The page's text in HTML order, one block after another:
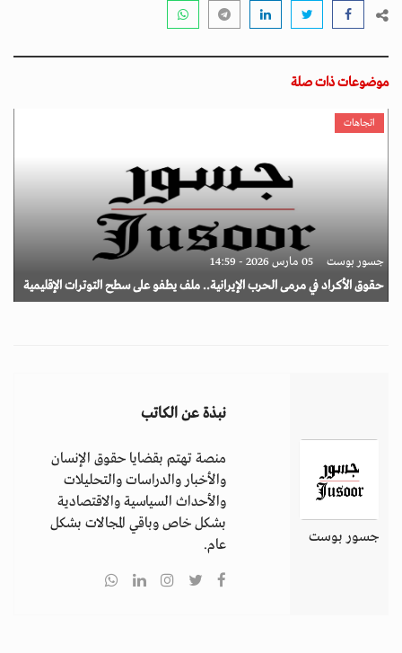
موضوعات ذات صلة
اتجاهات
جسور بوست 05 مارس 2026 - 14:59
حقوق الأكراد في مرمى الحرب الإيرانية.. ملف يطفو على سطح التوترات الإقليمية
جسور بوست
نبذة عن الكاتب
منصة تهتم بقضايا حقوق الإنسان
والأخبار والدراسات والتحليلات
والأحداث السياسية والاقتصادية
بشكل خاص وباقي المجالات بشكل
عام.